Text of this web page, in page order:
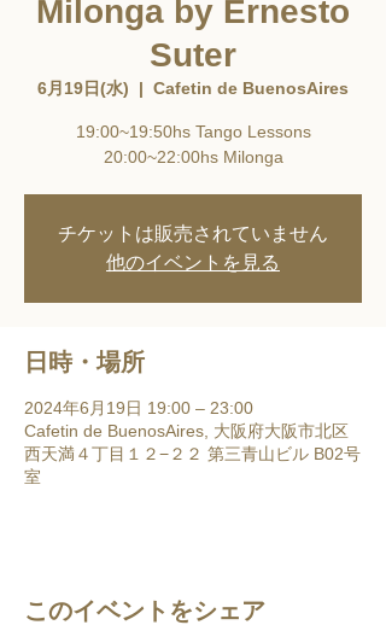
Milonga by Ernesto
Suter
6月19日(水)
  |
Cafetin de BuenosAires
19:00~19:50hs Tango Lessons
20:00~22:00hs Milonga
チケットは販売されていません
他のイベントを見る
日時・場所
2024年6月19日 19:00 – 23:00
Cafetin de BuenosAires, 大阪府大阪市北区
西天満４丁目１２−２２ 第三青山ビル B02号
室
このイベントをシェア